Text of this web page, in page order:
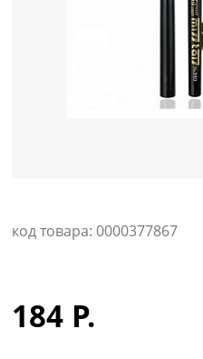
Уход за кожей
код товара: 0000377867
184 Р.